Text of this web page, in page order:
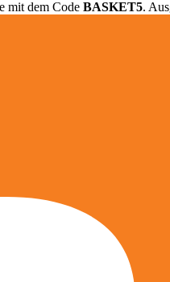
mit dem Code BASKET5.